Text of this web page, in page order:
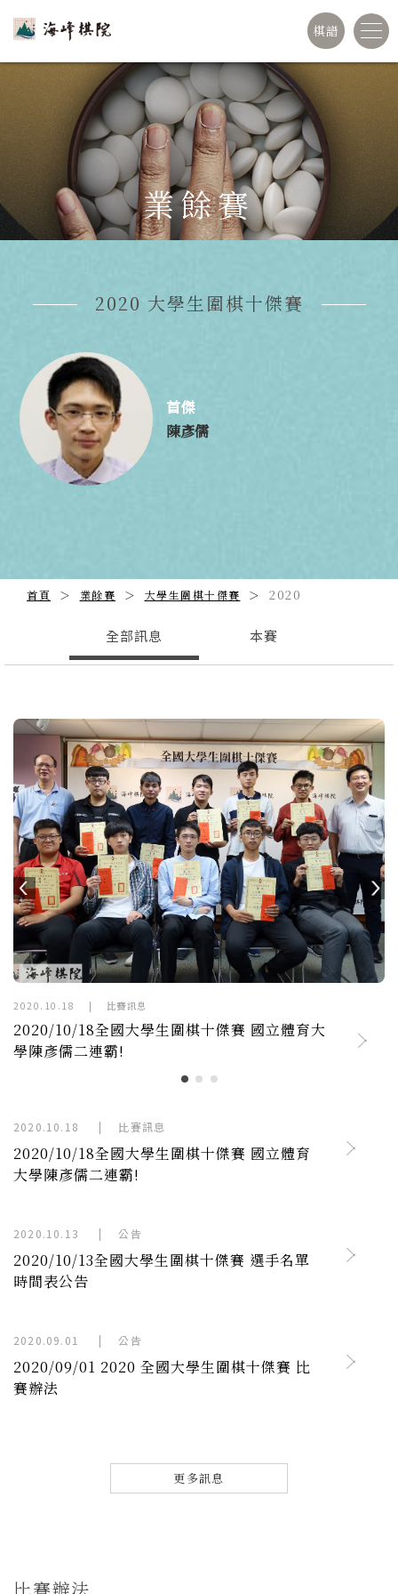
棋譜
業餘賽
2020 大學生圍棋十傑賽
首傑
陳彥儒
首頁 業餘賽 大學生圍棋十傑賽 2020
全部訊息 本賽
2020.10.18 | 比賽訊息
2020/10/18全國大學生圍棋十傑賽 國立體育大
學陳彥儒二連霸!
Previous
2020.10.18 | 比賽訊息
2020/10/18全國大學生圍棋十傑賽 國立體育
大學陳彥儒二連霸!
2020.10.13 | 公告
2020/10/13全國大學生圍棋十傑賽 選手名單
時間表公告
2020.09.01 | 公告
2020/09/01 2020 全國大學生圍棋十傑賽 比
賽辦法
更多訊息